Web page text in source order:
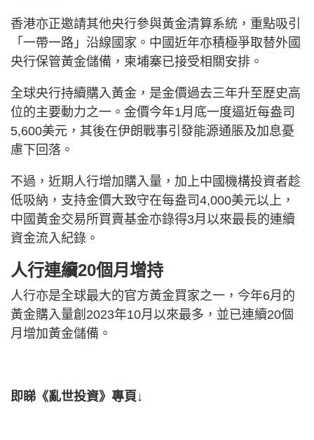
香港亦正邀請其他央行參與黃金清算系統，重點吸引
「一帶一路」沿線國家。中國近年亦積極爭取替外國
央行保管黃金儲備，柬埔寨已接受相關安排。
全球央行持續購入黃金，是金價過去三年升至歷史高
位的主要動力之一。金價今年1月底一度逼近每盎司
5,600美元，其後在伊朗戰事引發能源通脹及加息憂
慮下回落。
不過，近期人行增加購入量，加上中國機構投資者趁
低吸納，支持金價大致守在每盎司4,000美元以上，
中國黃金交易所買賣基金亦錄得3月以來最長的連續
資金流入紀錄。
人行連續20個月增持
人行亦是全球最大的官方黃金買家之一，今年6月的
黃金購入量創2023年10月以來最多，並已連續20個
月增加黃金儲備。
即睇《亂世投資》專頁↓